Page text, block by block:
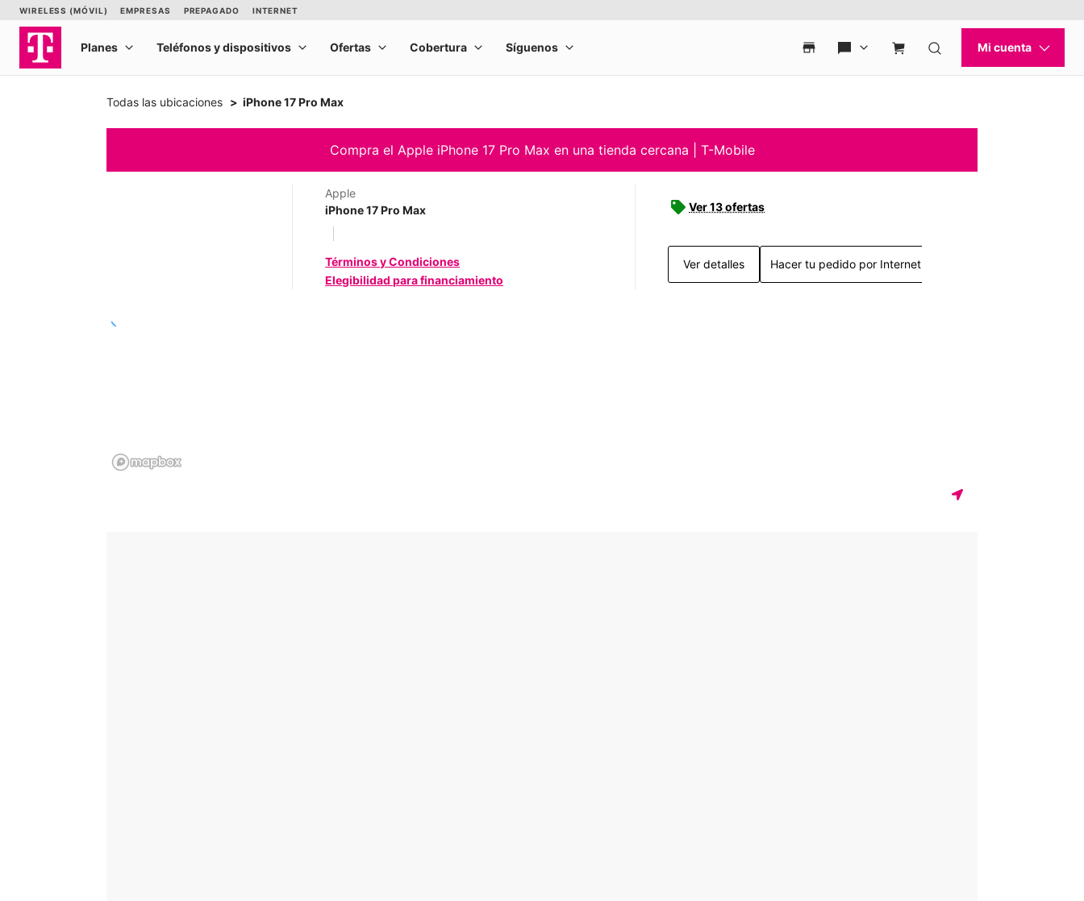
Todas las ubicaciones iPhone 17 Pro Max
Compra el Apple iPhone 17 Pro Max en una tienda cercana | T-Mobile
Apple
iPhone 17 Pro Max
Términos y Condiciones
Elegibilidad para financiamiento
Ver 13 ofertas
Ver detalles Hacer tu pedido por Internet >